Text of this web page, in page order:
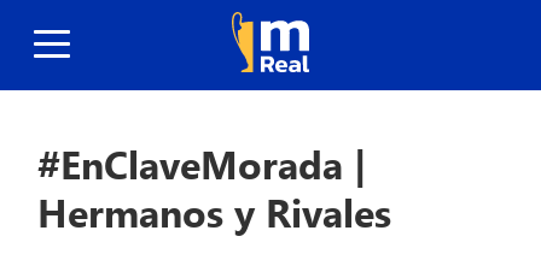
#EnClaveMorada |
Hermanos y Rivales